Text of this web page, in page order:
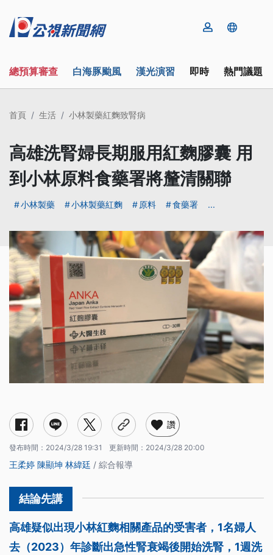
總預算審查 白海豚颱風 漢光演習 即時 熱門議題
首頁 生活 小林製藥紅麴致腎病
高雄洗腎婦長期服用紅麴膠囊 用
到小林原料食藥署將釐清關聯
小林製藥 小林製藥紅麴 原料 食藥署 ...
讚
發布時間： 2024/3/28 19:31 更新時間： 2024/3/28 20:00
王柔婷 陳顯坤 林緯廷 / 綜合報導
高雄疑似出現小林紅麴相關產品的受害者，1名婦人
去（2023）年診斷出急性腎衰竭後開始洗腎，1週洗